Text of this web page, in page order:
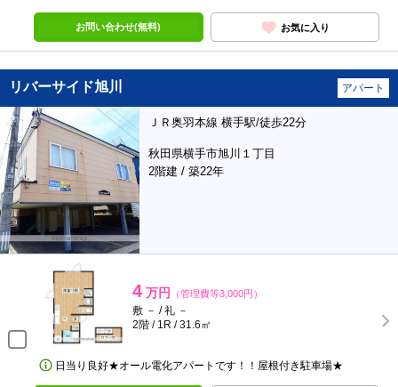
お問い合わせ(無料) お気に入り
リバーサイド旭川 アパート
ＪＲ奥羽本線 横手駅/徒歩22分
秋田県横手市旭川１丁目
2階建 / 築22年
4 万円 （管理費等3,000円）
敷 － / 礼 －
2階 / 1R / 31.6㎡
日当り良好★オール電化アパートです！！屋根付き駐車場★